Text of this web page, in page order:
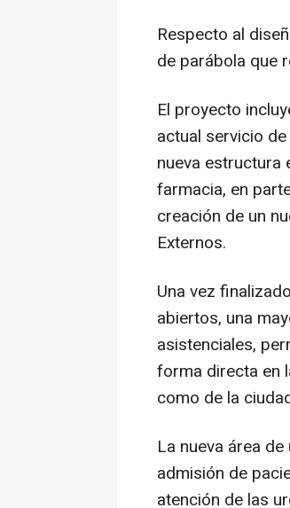
Respecto al
de parábola que
El proyecto
actual servicio
nueva estructura
farmacia, en
creación de un
Externos.
Una vez
abiertos, una
asistenciales,
forma directa en
como de la
La nueva área
admisión de
atención de las